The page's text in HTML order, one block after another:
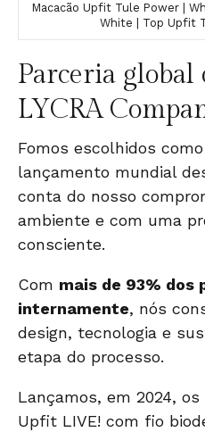
Macacão Upfit Tule Power |
White | Top Upfit
Parceria global
LYCRA
Fomos escolhidos como
lançamento mundial
conta do nosso
ambiente e com uma
consciente.
Com mais de 93%
internamente, nós
design, tecnologia e
etapa do processo.
Lançamos, em 2024,
Upfit LIVE! com fio